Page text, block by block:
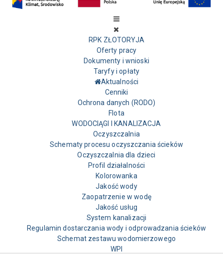
RPK ZŁOTORYJA
Oferty pracy
Dokumenty i wnioski
Taryfy i opłaty
Aktualności
Cenniki
Ochrona danych (RODO)
Flota
WODOCIĄGI I KANALIZACJA
Oczyszczalnia
Schematy procesu oczyszczania ścieków
Oczyszczalnia dla dzieci
Profil działalności
Kolorowanka
Jakość wody
Zaopatrzenie w wodę
Jakość usług
System kanalizacji
Regulamin dostarczania wody i odprowadzania ścieków
Schemat zestawu wodomierzowego
WPI